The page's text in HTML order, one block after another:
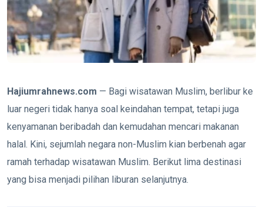
Hajiumrahnews.com — Bagi wisatawan Muslim, berlibur ke
luar negeri tidak hanya soal keindahan tempat, tetapi juga
kenyamanan beribadah dan kemudahan mencari makanan
halal. Kini, sejumlah negara non-Muslim kian berbenah agar
ramah terhadap wisatawan Muslim. Berikut lima destinasi
yang bisa menjadi pilihan liburan selanjutnya.